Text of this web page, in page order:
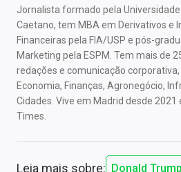
Jornalista formado pela
Caetano, tem MBA em Derivativos e
Financeiras pela FIA/USP e pós-
Marketing pela ESPM. Tem mais de
redações e comunicação
Economia, Finanças, Agronegócio,
Cidades. Vive em Madrid desde
Times.
Leia mais sobre: Donald Trump